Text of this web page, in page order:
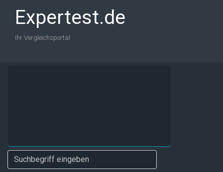
Expertest.de
Ihr Vergleichsportal